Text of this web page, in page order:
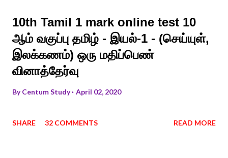
10th Tamil 1 mark online test 10
ஆம் வகுப்பு தமிழ் - இயல்-1 - (செய்யுள்,
இலக்கணம்) ஒரு மதிப்பெண்
வினாத்தேர்வு
ByCentum Study April 02, 2020
SHARE 32 COMMENTS READ MORE